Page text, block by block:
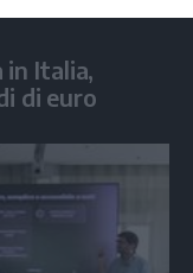
in Italia,
di euro